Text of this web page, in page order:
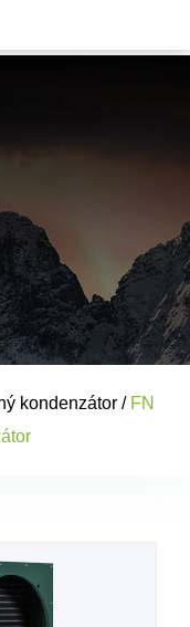
kondenzátor / FN